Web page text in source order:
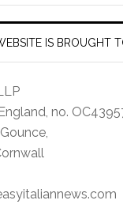
IS BROUGHT
no.